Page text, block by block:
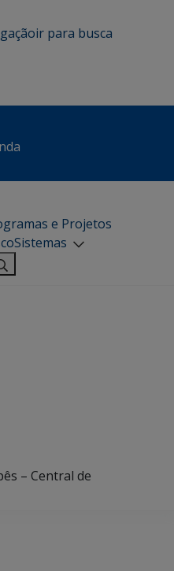
ir para busca
e Projetos
Sistemas
– Central de